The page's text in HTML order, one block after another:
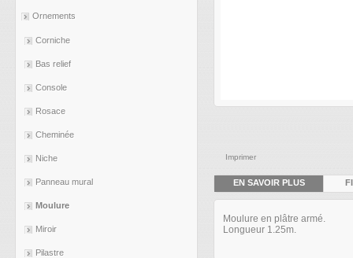
Ornements
Corniche
Bas relief
Console
Rosace
Cheminée
Niche
Panneau mural
Moulure
Miroir
Pilastre
Imprimer
EN SAVOIR PLUS
Moulure en plâtre armé.
Longueur 1.25m.